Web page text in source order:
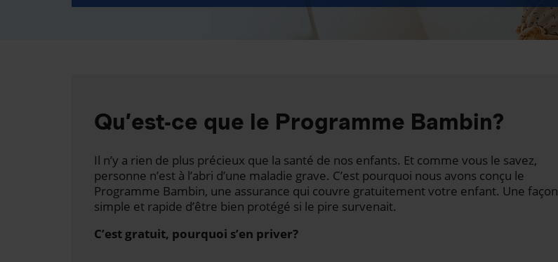
Qu’est-ce que le Programme Bambin?
Il n’y a rien de plus précieux que la santé de nos enfants. Et comme vous le savez,
personne n’est à l’abri d’une maladie grave. C’est pourquoi nous avons conçu le
Programme Bambin, une assurance qui couvre gratuitement votre enfant. Une façon
simple et rapide d’être bien protégé si le pire survenait.
C’est gratuit, pourquoi s’en priver?